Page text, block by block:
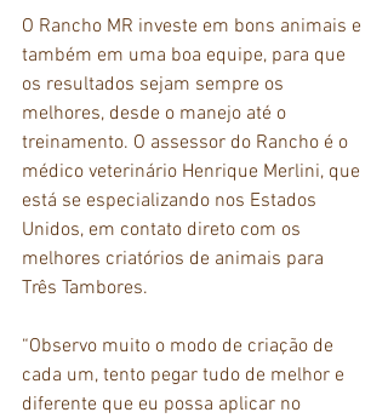
O Rancho MR investe em bons animais e
também em uma boa equipe, para que
os resultados sejam sempre os
melhores, desde o manejo até o
treinamento. O assessor do Rancho é o
médico veterinário Henrique Merlini, que
está se especializando nos Estados
Unidos, em contato direto com os
melhores criatórios de animais para
Três Tambores.
“Observo muito o modo de criação de
cada um, tento pegar tudo de melhor e
diferente que eu possa aplicar no